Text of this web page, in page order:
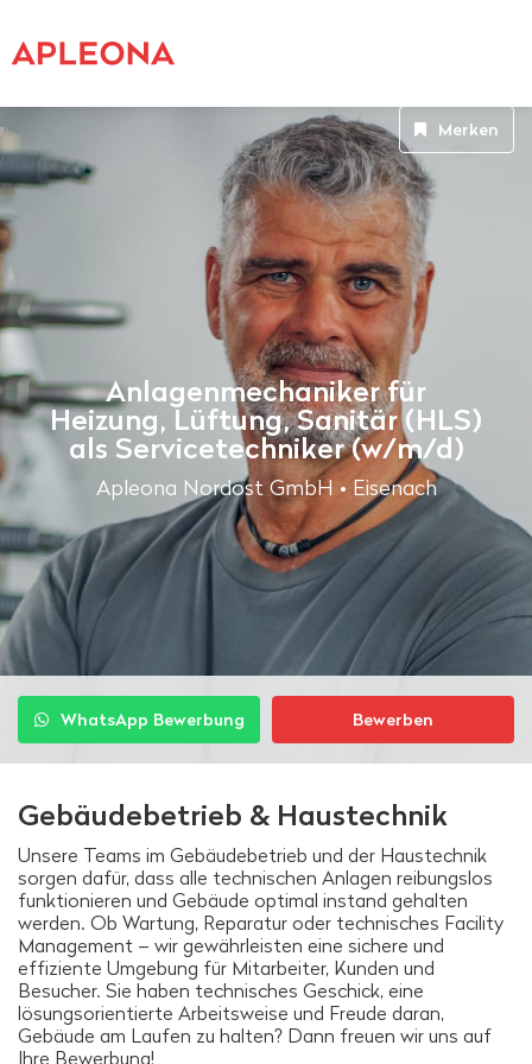
Anlagenmechaniker für
Heizung, Lüftung, Sanitär (HLS)
als Servicetechniker (w/m/d)
Apleona Nordost GmbH • Eisenach
Merken
WhatsApp Bewerbung Bewerben
Gebäudebetrieb & Haustechnik
Unsere Teams im Gebäudebetrieb und der Haustechnik
sorgen dafür, dass alle technischen Anlagen reibungslos
funktionieren und Gebäude optimal instand gehalten
werden. Ob Wartung, Reparatur oder technisches Facility
Management – wir gewährleisten eine sichere und
effiziente Umgebung für Mitarbeiter, Kunden und
Besucher. Sie haben technisches Geschick, eine
lösungsorientierte Arbeitsweise und Freude daran,
Gebäude am Laufen zu halten? Dann freuen wir uns auf
Ihre Bewerbung!